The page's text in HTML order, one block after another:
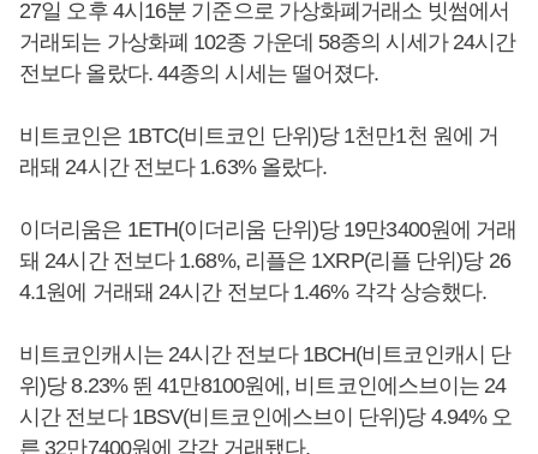
27일 오후 4시16분 기준으로 가상화폐거래소 빗썸에서
거래되는 가상화폐 102종 가운데 58종의 시세가 24시간
전보다 올랐다. 44종의 시세는 떨어졌다.
비트코인은 1BTC(비트코인 단위)당 1천만1천 원에 거
래돼 24시간 전보다 1.63% 올랐다.
이더리움은 1ETH(이더리움 단위)당 19만3400원에 거래
돼 24시간 전보다 1.68%, 리플은 1XRP(리플 단위)당 26
4.1원에 거래돼 24시간 전보다 1.46% 각각 상승했다.
비트코인캐시는 24시간 전보다 1BCH(비트코인캐시 단
위)당 8.23% 뛴 41만8100원에, 비트코인에스브이는 24
시간 전보다 1BSV(비트코인에스브이 단위)당 4.94% 오
른 32만7400원에 각각 거래됐다.